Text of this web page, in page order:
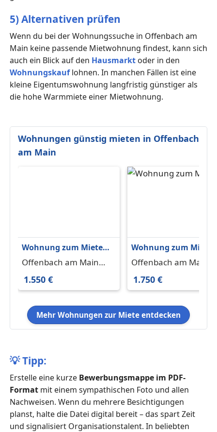
5) Alternativen prüfen
Wenn du bei der Wohnungssuche in Offenbach am
Main keine passende Mietwohnung findest, kann sich
auch ein Blick auf den Hausmarkt oder in den
Wohnungskauflohnen. In manchen Fällen ist eine
kleine Eigentumswohnung langfristig günstiger als
die hohe Warmmiete einer Mietwohnung.
Wohnungen günstig mieten in Offenbach
am Main
Wohnung zum Mieten
in Offenbach am Main
Offenbach am Main
63067
1.550 €
Wohnung zum Mieten
in Offenbach am
Offenbach am Main
63067
1.750 €
Mehr Wohnungen zur Miete entdecken
💡Tipp:
Erstelle eine kurze Bewerbungsmappe im PDF-
Format mit einem sympathischen Foto und allen
Nachweisen. Wenn du mehrere Besichtigungen
planst, halte die Datei digital bereit – das spart Zeit
und signalisiert Organisationstalent. In beliebten